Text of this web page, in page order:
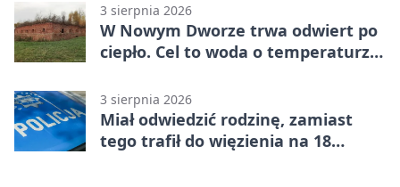
3 sierpnia 2026
W Nowym Dworze trwa odwiert po
ciepło. Cel to woda o temperaturze
3 sierpnia 2026
Miał odwiedzić rodzinę, zamiast
tego trafił do więzienia na 18